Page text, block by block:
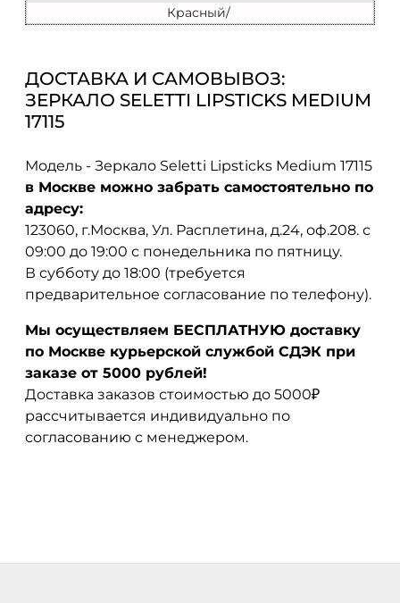
Красный/
ДОСТАВКА И САМОВЫВОЗ:
ЗЕРКАЛО SELETTI LIPSTICKS MEDIUM
17115
Модель - Зеркало Seletti Lipsticks Medium 17115
в Москве можно забрать самостоятельно по
адресу:
123060, г.Москва, Ул. Расплетина, д.24, оф.208. с
09:00 до 19:00 с понедельника по пятницу.
В субботу до 18:00 (требуется
предварительное согласование по телефону).
Мы осуществляем БЕСПЛАТНУЮ доставку
по Москве курьерской службой СДЭК при
заказе от 5000 рублей!
Доставка заказов стоимостью до 5000₽
рассчитывается индивидуально по
согласованию с менеджером.